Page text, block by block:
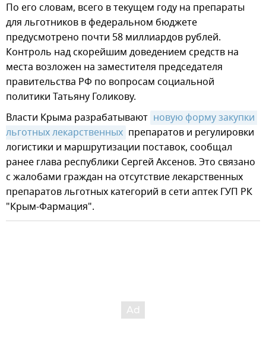
По его словам, всего в текущем году на препараты
для льготников в федеральном бюджете
предусмотрено почти 58 миллиардов рублей.
Контроль над скорейшим доведением средств на
места возложен на заместителя председателя
правительства РФ по вопросам социальной
политики Татьяну Голикову.
Власти Крыма разрабатывают новую форму закупки
льготных лекарственных препаратов и регулировки
логистики и маршрутизации поставок, сообщал
ранее глава республики Сергей Аксенов. Это связано
с жалобами граждан на отсутствие лекарственных
препаратов льготных категорий в сети аптек ГУП РК
"Крым-Фармация".